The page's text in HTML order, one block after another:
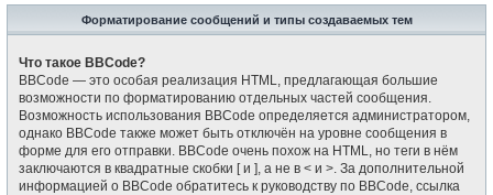
Форматирование сообщений и типы создаваемых тем
Что такое BBCode?
BBCode — это особая реализация HTML, предлагающая большие
возможности по форматированию отдельных частей сообщения.
Возможность использования BBCode определяется администратором,
однако BBCode также может быть отключён на уровне сообщения в
форме для его отправки. BBCode очень похож на HTML, но теги в нём
заключаются в квадратные скобки [ и ], а не в < и >. За дополнительной
информацией о BBCode обратитесь к руководству по BBCode, ссылка